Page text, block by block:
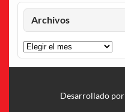
Archivos
Archivos
Desarrollado por